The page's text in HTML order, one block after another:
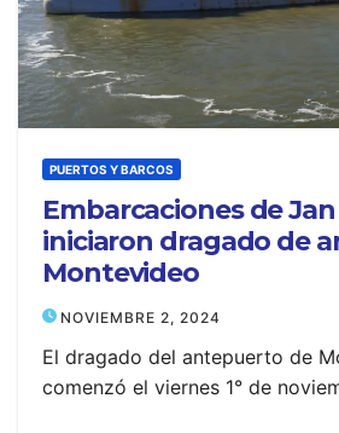
PUERTOS Y BARCOS
Embarcaciones de
iniciaron dragado de
Montevideo
NOVIEMBRE 2, 2024
El dragado del antepuerto de
comenzó el viernes 1° de